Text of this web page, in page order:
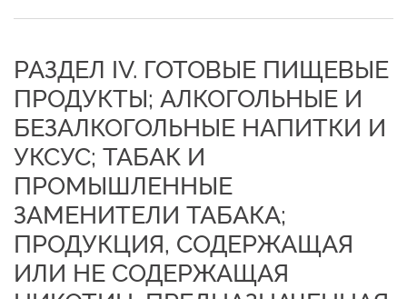
РАЗДЕЛ IV. ГОТОВЫЕ ПИЩЕВЫЕ
ПРОДУКТЫ; АЛКОГОЛЬНЫЕ И
БЕЗАЛКОГОЛЬНЫЕ НАПИТКИ И
УКСУС; ТАБАК И
ПРОМЫШЛЕННЫЕ
ЗАМЕНИТЕЛИ ТАБАКА;
ПРОДУКЦИЯ, СОДЕРЖАЩАЯ
ИЛИ НЕ СОДЕРЖАЩАЯ